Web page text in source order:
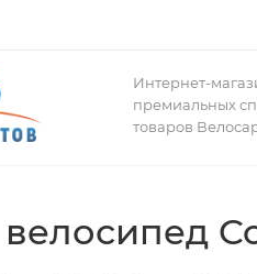
Интернет-
премиальных
товаров